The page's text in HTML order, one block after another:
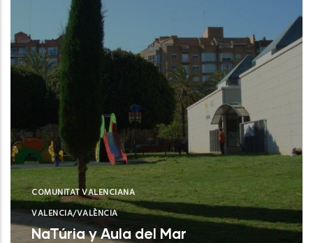
COMUNITAT VALENCIANA
VALENCIA/VALÈNCIA
NaTúria y Aula del Mar